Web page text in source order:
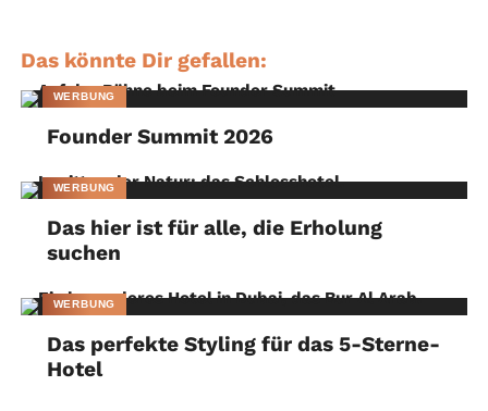
Das könnte Dir gefallen:
WERBUNG
Founder Summit 2026
WERBUNG
Das hier ist für alle, die Erholung
suchen
WERBUNG
Das perfekte Styling für das 5-Sterne-
Hotel